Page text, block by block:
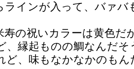
ラインが入って、バァバ
寿の祝いカラーは黄色だ
、縁起ものの鯛なんだそ
ど、味もなかなかのもん